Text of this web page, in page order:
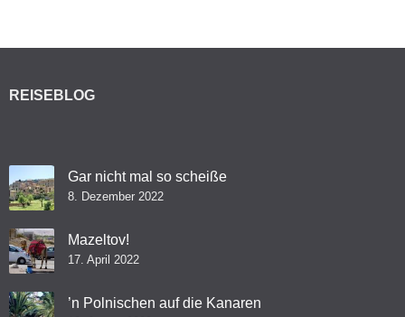
REISEBLOG
Gar nicht mal so scheiße
8. Dezember 2022
Mazeltov!
17. April 2022
’n Polnischen auf die Kanaren